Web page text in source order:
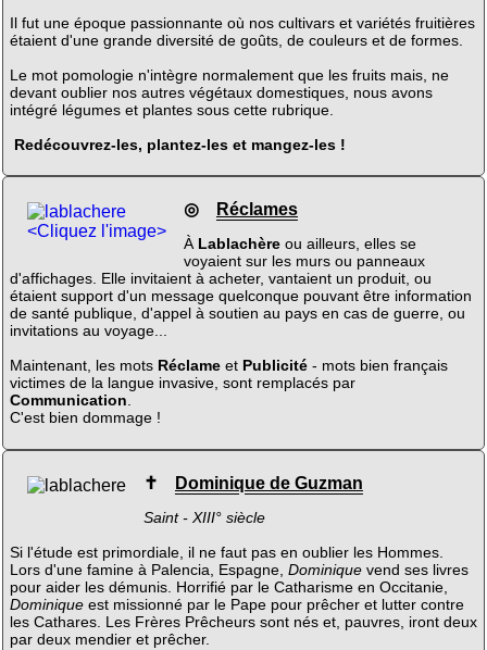
Il fut une époque passionnante où nos cultivars et variétés fruitières
étaient d'une grande diversité de goûts, de couleurs et de formes.
Le mot pomologie n'intègre normalement que les fruits mais, ne
devant oublier nos autres végétaux domestiques, nous avons
intégré légumes et plantes sous cette rubrique.
Redécouvrez-les, plantez-les et mangez-les !
<Cliquez l'image>
◎ Réclames
À Lablachèreou ailleurs, elles se
voyaient sur les murs ou panneaux
d'affichages. Elle invitaient à acheter, vantaient un produit, ou
étaient support d'un message quelconque pouvant être information
de santé publique, d'appel à soutien au pays en cas de guerre, ou
invitations au voyage...
Maintenant, les mots Réclameet Publicité- mots bien français
victimes de la langue invasive, sont remplacés par
Communication.
C'est bien dommage !
✝ Dominique de Guzman
Saint - XIII° siècle
Si l'étude est primordiale, il ne faut pas en oublier les Hommes.
Lors d'une famine à Palencia, Espagne, Dominiquevend ses livres
pour aider les démunis. Horrifié par le Catharisme en Occitanie,
Dominiqueest missionné par le Pape pour prêcher et lutter contre
les Cathares. Les Frères Prêcheurs sont nés et, pauvres, iront deux
par deux mendier et prêcher.